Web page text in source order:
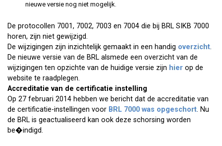
nieuwe versie nog niet mogelijk.
De protocollen 7001, 7002, 7003 en 7004 die bij BRL SIKB 7000
horen, zijn niet gewijzigd.
De wijzigingen zijn inzichtelijk gemaakt in een handig overzicht.
De nieuwe versie van de BRL alsmede een overzicht van de
wijzigingen ten opzichte van de huidige versie zijn hier op de
website te raadplegen.
Accreditatie van de certificatie instelling
Op 27 februari 2014 hebben we bericht dat de accreditatie van
de certificatie-instellingen voor BRL 7000 was opgeschort. Nu
de BRL is geactualiseerd kan ook deze schorsing worden
be�indigd.